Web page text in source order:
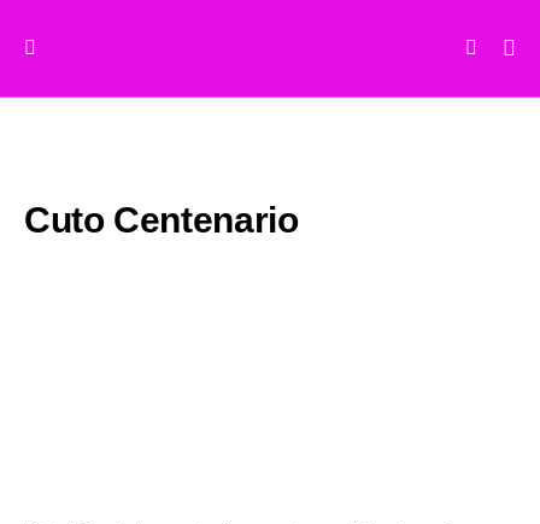
Cuto Centenario